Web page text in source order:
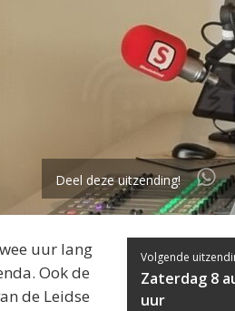
Deel deze uitzending!
uur lang
Ook de
de Leidse
Volgende
Zaterdag 8
uur